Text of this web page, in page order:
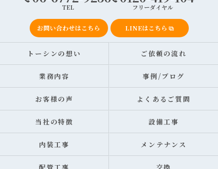
TEL フリーダイヤル
お問い合わせはこちら LINEはこちら
トーシンの想い ご依頼の流れ
業務内容 事例/ブログ
お客様の声 よくあるご質問
当社の特徴 設備工事
内装工事 メンテナンス
配管工事 交換